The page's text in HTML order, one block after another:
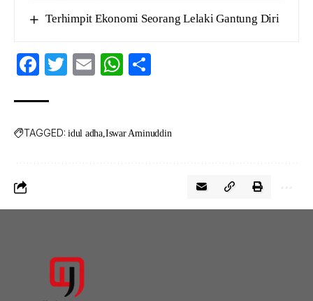
Terhimpit Ekonomi Seorang Lelaki Gantung Diri
Facebook
Twitter
EmailWhatsApp
TAGGED: idul adha Iswar Aminuddin